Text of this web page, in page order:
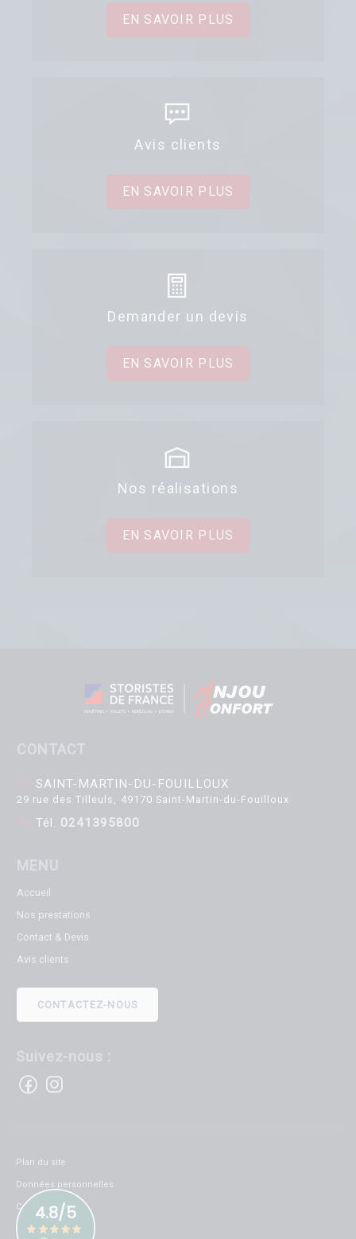
EN SAVOIR PLUS
Avis clients
EN SAVOIR PLUS
Demander un devis
EN SAVOIR PLUS
Nos réalisations
EN SAVOIR PLUS
CONTACT
SAINT-MARTIN-DU-FOUILLOUX
29 rue des Tilleuls, 49170 Saint-Martin-du-Fouilloux
Tél. 0241395800
MENU
Accueil
Nos prestations
Contact & Devis
Avis clients
CONTACTEZ-NOUS
Suivez-nous :
Plan du site
Données personnelles
Cookies
Mentions légales